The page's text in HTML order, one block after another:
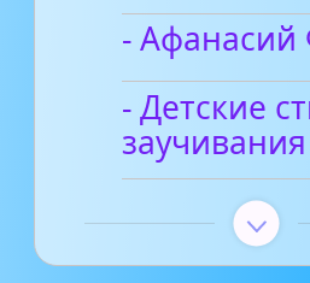
- Афанасий
- Детские
заучивания